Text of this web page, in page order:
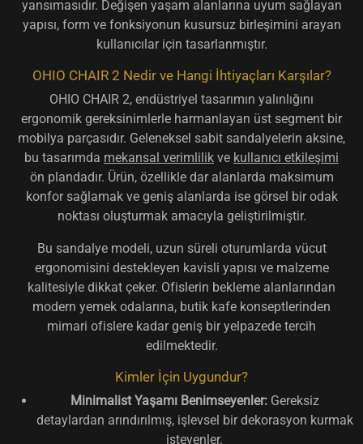
yansımasıdır. Değişen yaşam alanlarına uyum sağlayan
yapısı, form ve fonksiyonun kusursuz birleşimini arayan
kullanıcılar için tasarlanmıştır.
OHIO CHAIR 2 Nedir ve Hangi İhtiyaçları Karşılar?
OHIO CHAIR 2, endüstriyel tasarımın yalınlığını
ergonomik gereksinimlerle harmanlayan üst segment bir
mobilya parçasıdır. Geleneksel sabit sandalyelerin aksine,
bu tasarımda mekansal verimlilik ve kullanıcı etkileşimi
ön plandadır. Ürün, özellikle dar alanlarda maksimum
konfor sağlamak ve geniş alanlarda ise görsel bir odak
noktası oluşturmak amacıyla geliştirilmiştir.
Bu sandalye modeli, uzun süreli oturumlarda vücut
ergonomisini destekleyen kavisli yapısı ve malzeme
kalitesiyle dikkat çeker. Ofislerin bekleme alanlarından
modern yemek odalarına, butik kafe konseptlerinden
mimari ofislere kadar geniş bir yelpazede tercih
edilmektedir.
Kimler İçin Uygundur?
Minimalist Yaşamı Benimseyenler:Gereksiz
detaylardan arındırılmış, işlevsel bir dekorasyon kurmak
isteyenler.